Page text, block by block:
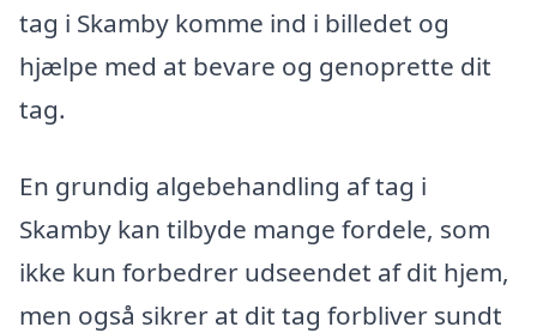
tag i Skamby komme ind i billedet og
hjælpe med at bevare og genoprette dit
tag.
En grundig algebehandling af tag i
Skamby kan tilbyde mange fordele, som
ikke kun forbedrer udseendet af dit hjem,
men også sikrer at dit tag forbliver sundt